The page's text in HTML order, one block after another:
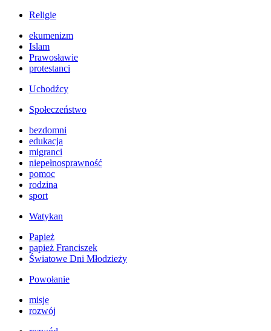
Religie
ekumenizm
Islam
Prawosławie
protestanci
Uchodźcy
Społeczeństwo
bezdomni
edukacja
migranci
niepełnosprawność
pomoc
rodzina
sport
Watykan
Papież
papież Franciszek
Światowe Dni Młodzieży
Powołanie
misje
rozwój